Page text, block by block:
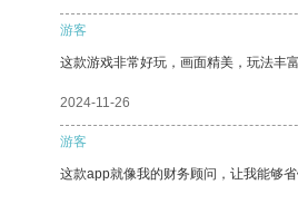
游客
这款游戏非常好玩，画面精美，玩法丰富
2024-11-26
游客
这款app就像我的财务顾问，让我能够省